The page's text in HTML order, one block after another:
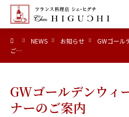
NEWS お知らせ
GWゴール
ご…
GWゴールデンウィ
ナーのご案内
HOME